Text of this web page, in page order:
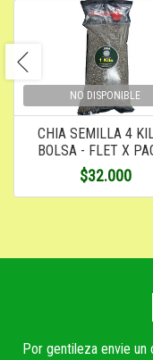
NO DISPONIBLE
CHIA SEMILLA 4
BOLSA - FLET X
$32.000
Por gentileza envie